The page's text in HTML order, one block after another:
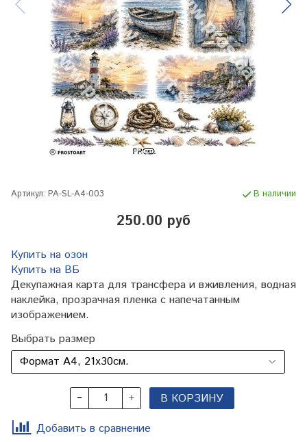
Артикул: PA-SL-A4-003 В наличии
250.00 руб
Купить на озон
Купить на ВБ
Декупажная карта для трансфера и вживления, водная
наклейка, прозрачная пленка с напечатанным
изображением.
Выбрать размер
В КОРЗИНУ
Добавить в сравнение